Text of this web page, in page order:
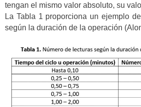
tengan el mismo valor absoluto, su
La Tabla 1 proporciona un ejemplo
según la duración de la operación